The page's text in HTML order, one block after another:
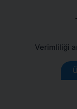
Verimliliği